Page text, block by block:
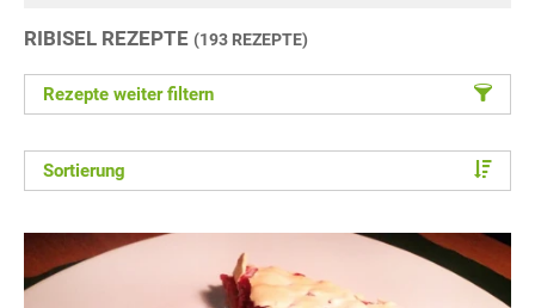
RIBISEL REZEPTE (193 REZEPTE)
Rezepte weiter filtern
Sortierung